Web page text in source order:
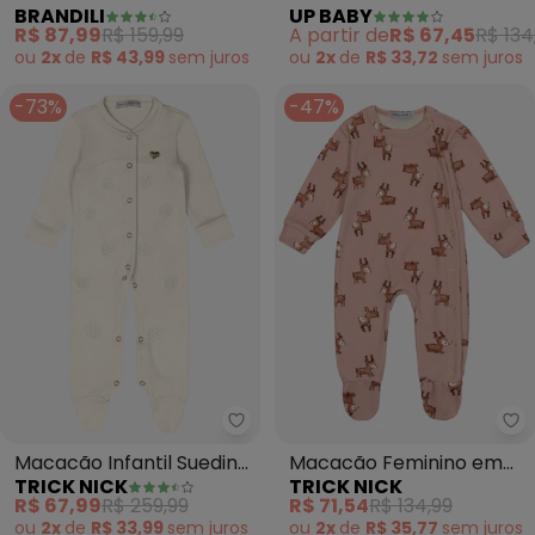
Listrado (Azul)
BRANDILI
R$ 87,99R$ 159,99
ou 2x de R$ 43,99 sem juros
para Bebê (Rosa)
UP BABY
A partir deR$ 67,45R$
ou 2x de R$ 33,72 sem juros
-73%
Trick Nick - Macacão Infantil
Macacão Infantil Suedine
(Bege)
TRICK NICK
R$ 67,99R$ 259,99
ou 2x de R$ 33,99 sem juros
-47%
Macacão Feminino em
Fleece Estampado
(Rosa)
TRICK NICK
R$ 71,54R$ 134,99
ou 2x de R$ 35,77 sem juros